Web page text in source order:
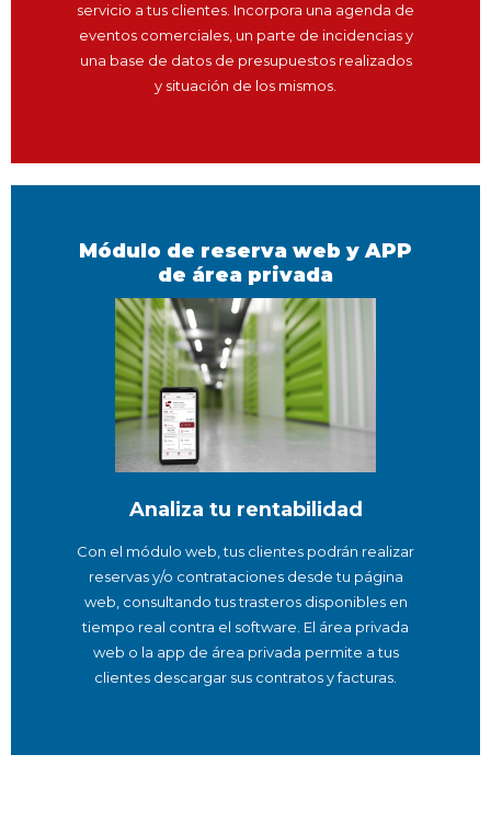
servicio a tus clientes. Incorpora una agenda de
eventos comerciales, un parte de incidencias y
una base de datos de presupuestos realizados
y situación de los mismos.
Módulo de reserva web y APP
de área privada
Analiza tu rentabilidad
Con el módulo web, tus clientes podrán realizar
reservas y/o contrataciones desde tu página
web, consultando tus trasteros disponibles en
tiempo real contra el software. El área privada
web o la app de área privada permite a tus
clientes descargar sus contratos y facturas.